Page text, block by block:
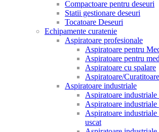
Compactoare pentru deseuri
Statii gestionare deseuri
Tocatoare Deseuri
Echipamente curatenie
Aspiratoare profesionale
Aspiratoare pentru
Aspiratoare pentru
Aspiratoare cu spalare
Aspiratoare/
Aspiratoare industriale
Aspiratoare
Aspiratoare
Aspiratoare
uscat